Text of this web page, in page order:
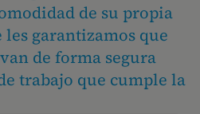
de su propia
garantizamos que
de forma segura
trabajo que cumple la